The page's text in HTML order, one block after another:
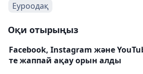
Еуроодақ
Оқи отырыңыз
Facebook, Instagram және
те жаппай ақау орын алды